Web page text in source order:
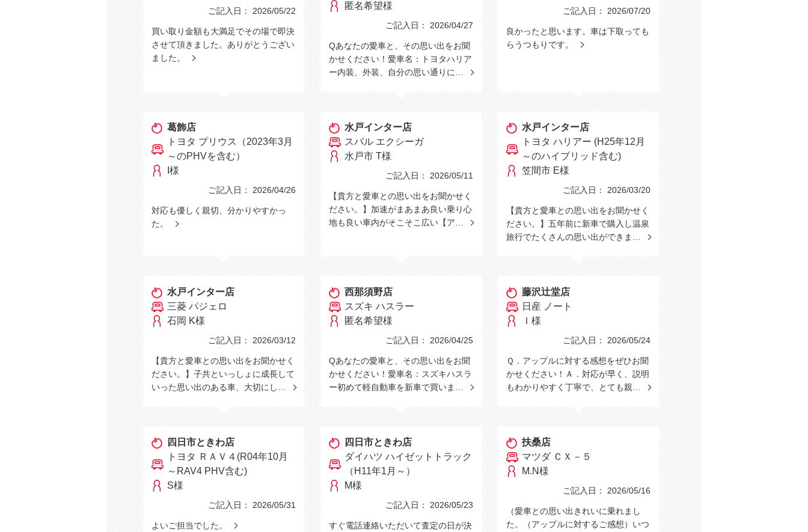
ご記入日： 2026/05/22
買い取り金額も大満足でその場で即決
させて頂きました。ありがとうござい
ました。
匿名希望様
ご記入日： 2026/04/27
Qあなたの愛車と、その思い出をお聞
かせください！愛車名：トヨタハリア
ー内装、外装、自分の思い通りに…
ご記入日： 2026/07/20
良かったと思います。車は下取っても
らうつもりです。
葛飾店
トヨタ プリウス（2023年3月
～のPHVを含む）
I様
ご記入日： 2026/04/26
対応も優しく親切、分かりやすかっ
た。
水戸インター店
スバル エクシーガ
水戸市 T様
ご記入日： 2026/05/11
【貴方と愛車との思い出をお聞かせく
ださい。】加速がまあまあ良い乗り心
地も良い車内がそこそこ広い【ア…
水戸インター店
トヨタ ハリアー (H25年12月
～のハイブリッド含む)
笠間市 E様
ご記入日： 2026/03/20
【貴方と愛車との思い出をお聞かせく
ださい。】五年前に新車で購入し温泉
旅行でたくさんの思い出ができま…
水戸インター店
三菱 パジェロ
石岡 K様
ご記入日： 2026/03/12
【貴方と愛車との思い出をお聞かせく
ださい。】子共といっしょに成長して
いった思い出のある車、大切にし…
西那須野店
スズキ ハスラー
匿名希望様
ご記入日： 2026/04/25
Qあなたの愛車と、その思い出をお聞
かせください！愛車名：スズキハスラ
ー初めて軽自動車を新車で買いま…
藤沢辻堂店
日産 ノート
Ｉ様
ご記入日： 2026/05/24
Ｑ．アップルに対する感想をぜひお聞
かせください！Ａ．対応が早く、説明
もわかりやすく丁寧で、とても親…
四日市ときわ店
トヨタ ＲＡＶ４(R04年10月
～RAV4 PHV含む)
S様
ご記入日： 2026/05/31
よいご担当でした。
四日市ときわ店
ダイハツ ハイゼットトラック
（H11年1月～）
M様
ご記入日： 2026/05/23
すぐ電話連絡いただいて査定の日が決
扶桑店
マツダ ＣＸ－５
M.N様
ご記入日： 2026/05/16
（愛車との思い出きれいに乗れまし
た。（アップルに対するご感想）いつ